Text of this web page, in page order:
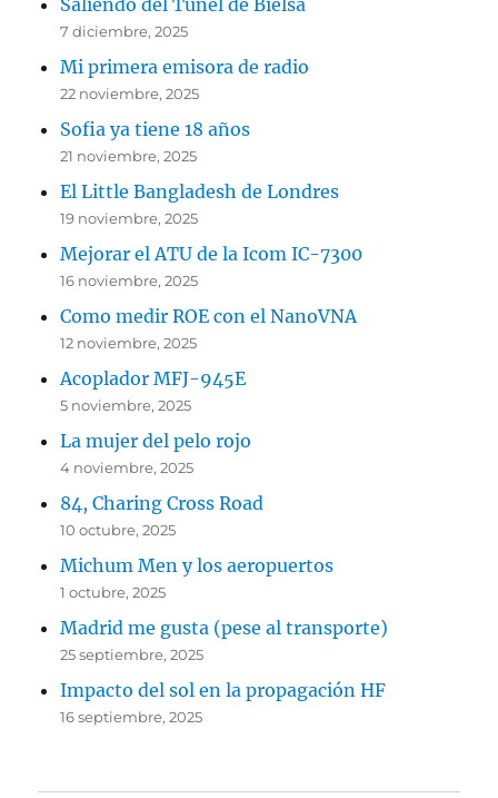
Saliendo del Túnel de Bielsa
7 diciembre, 2025
Mi primera emisora de radio
22 noviembre, 2025
Sofia ya tiene 18 años
21 noviembre, 2025
El Little Bangladesh de Londres
19 noviembre, 2025
Mejorar el ATU de la Icom IC-7300
16 noviembre, 2025
Como medir ROE con el NanoVNA
12 noviembre, 2025
Acoplador MFJ-945E
5 noviembre, 2025
La mujer del pelo rojo
4 noviembre, 2025
84, Charing Cross Road
10 octubre, 2025
Michum Men y los aeropuertos
1 octubre, 2025
Madrid me gusta (pese al transporte)
25 septiembre, 2025
Impacto del sol en la propagación HF
16 septiembre, 2025